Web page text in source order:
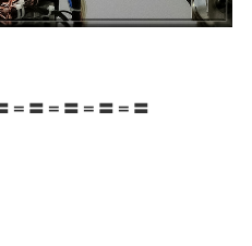
＝〓＝〓＝〓＝〓